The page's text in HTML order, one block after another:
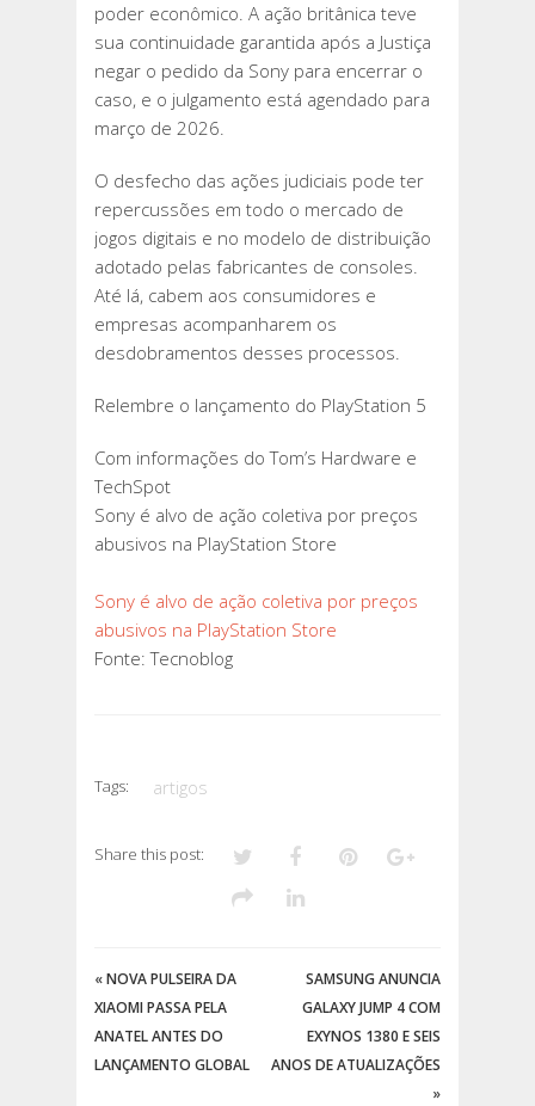
poder econômico. A ação britânica teve
sua continuidade garantida após a Justiça
negar o pedido da Sony para encerrar o
caso, e o julgamento está agendado para
março de 2026.
O desfecho das ações judiciais pode ter
repercussões em todo o mercado de
jogos digitais e no modelo de distribuição
adotado pelas fabricantes de consoles.
Até lá, cabem aos consumidores e
empresas acompanharem os
desdobramentos desses processos.
Relembre o lançamento do PlayStation 5
Com informações do Tom’s Hardware e
TechSpot
Sony é alvo de ação coletiva por preços
abusivos na PlayStation Store
Sony é alvo de ação coletiva por preços
abusivos na PlayStation Store
Fonte: Tecnoblog
Tags: artigos
Share this post:
«NOVA PULSEIRA DA
XIAOMI PASSA PELA
ANATEL ANTES DO
LANÇAMENTO GLOBAL
SAMSUNG ANUNCIA
GALAXY JUMP 4 COM
EXYNOS 1380 E SEIS
ANOS DE ATUALIZAÇÕES
»